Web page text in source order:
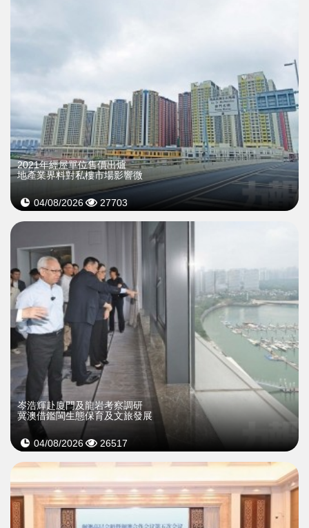
2021年經屋單位售價出爐
地產業界料對私樓市場影響微
04/08/2026 27703
岑浩輝赴廈門及龍岩考察調研
冀澳借鑑閩生態保育及文旅發展
04/08/2026 26517